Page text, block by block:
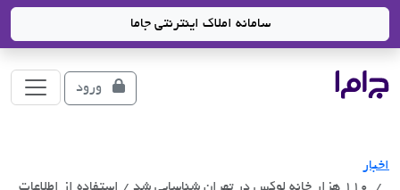
سامانه املاک اینترنتی جاما
- سامانه جامع املاک و مشاورین املاک
ورود
اخبار